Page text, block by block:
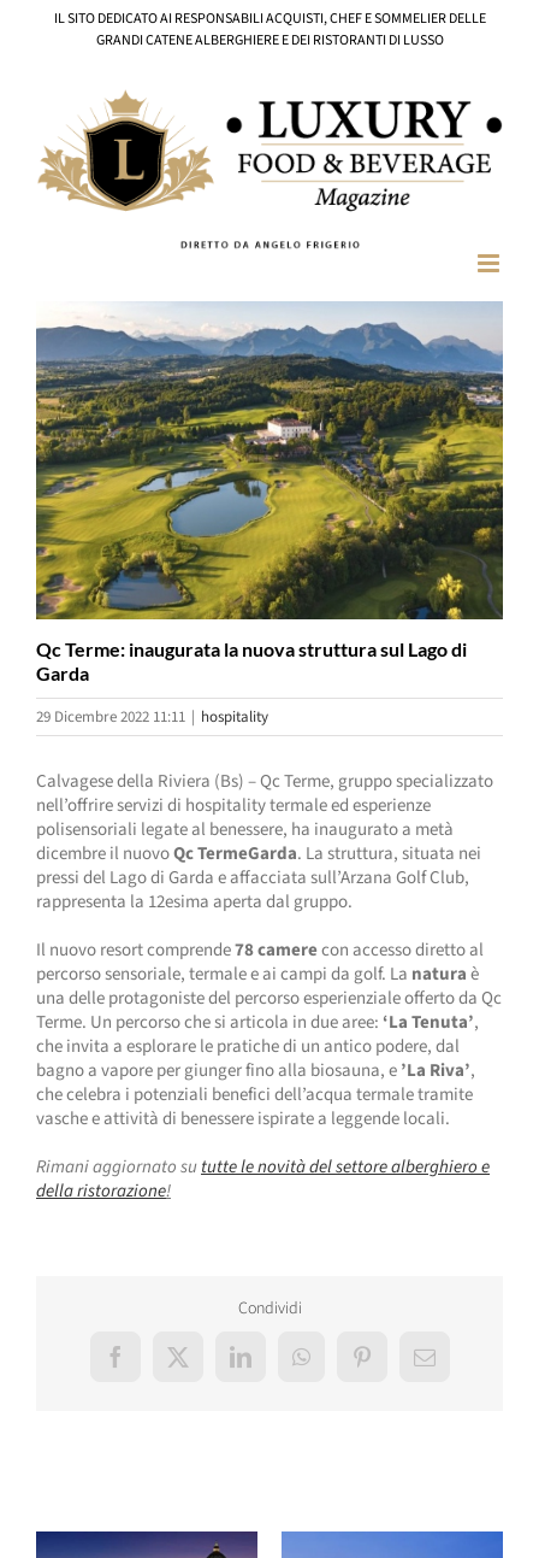
IL SITO DEDICATO AI RESPONSABILI ACQUISTI, CHEF E SOMMELIER DELLE
GRANDI CATENE ALBERGHIERE E DEI RISTORANTI DI LUSSO
Ingrandisci
immagine
Qc Terme: inaugurata la nuova struttura sul Lago di
Garda
29 Dicembre 2022 11:11 | hospitality
Calvagese della Riviera (Bs) – Qc Terme, gruppo specializzato
nell’offrire servizi di hospitality termale ed esperienze
polisensoriali legate al benessere, ha inaugurato a metà
dicembre il nuovoQc TermeGarda. La struttura, situata nei
pressi del Lago di Garda e affacciata sull’Arzana Golf Club,
rappresenta la 12esima aperta dal gruppo.
Il nuovo resort comprende78 camerecon accesso diretto al
percorso sensoriale, termale e ai campi da golf. La naturaè
una delle protagoniste del percorso esperienziale offerto da Qc
Terme. Un percorso che si articola in due aree: ‘La Tenuta’,
che invita a esplorare le pratiche di un antico podere, dal
bagno a vapore per giunger fino alla biosauna, e’La Riva’,
che celebra i potenziali benefici dell’acqua termale tramite
vasche e attività di benessere ispirate a leggende locali.
Rimani aggiornato sututte le novità del settore alberghiero e
della ristorazione!
Condividi
Facebook
X LinkedInWhatsAppPinterestEmail